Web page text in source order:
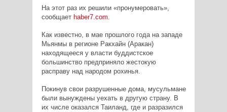
На этот раз их решили «пронумеровать»,
сообщает haber7.com.
Как известно, в мае прошлого года на западе
Мьянмы в регионе Ракхайн (Аракан)
находящееся у власти буддистское
большинство предприняло жестокую
расправу над народом рохинья.
Покинув свои разрушенные дома, мусульмане
были вынуждены уехать в другую страну. В
их числе оказался Таиланд, где и разразился